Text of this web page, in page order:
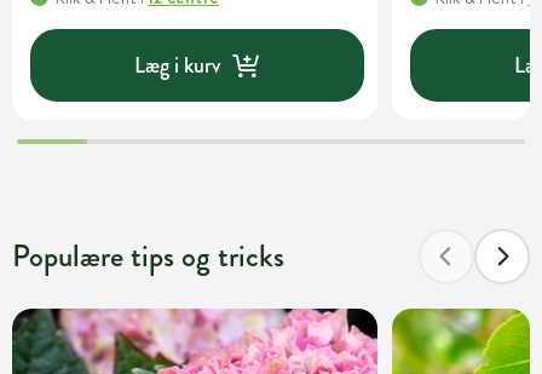
Læg i kurv
Populære tips og tricks